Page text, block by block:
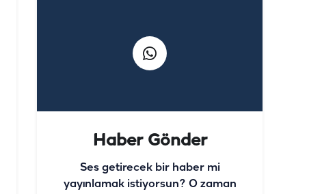
Haber Gönder
Ses getirecek bir haber mi
yayınlamak istiyorsun? O zaman